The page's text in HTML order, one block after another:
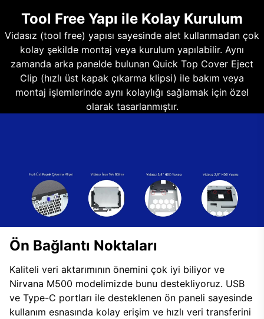
Tool Free Yapı ile Kolay Kurulum
Vidasız (tool free) yapısı sayesinde alet kullanmadan çok
kolay şekilde montaj veya kurulum yapılabilir. Aynı
zamanda arka panelde bulunan Quick Top Cover Eject
Clip (hızlı üst kapak çıkarma klipsi) ile bakım veya
montaj işlemlerinde aynı kolaylığı sağlamak için özel
olarak tasarlanmıştır.
Ön Bağlantı Noktaları
Kaliteli veri aktarımının önemini çok iyi biliyor ve
Nirvana M500 modelimizde bunu destekliyoruz. USB
ve Type-C portları ile desteklenen ön paneli sayesinde
kullanım esnasında kolay erişim ve hızlı veri transferini